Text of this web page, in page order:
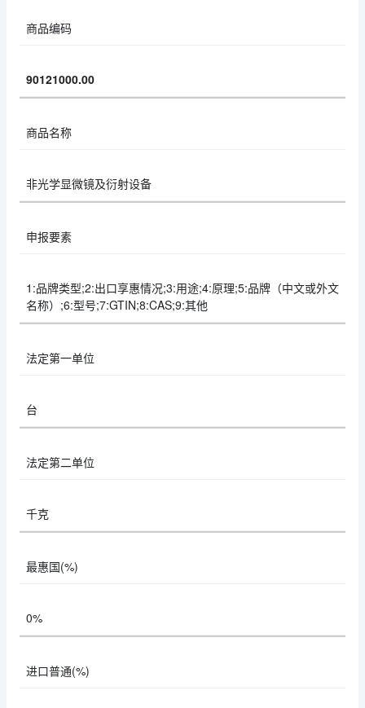
商品编码
90121000.00
商品名称
非光学显微镜及衍射设备
申报要素
1:品牌类型;2:出口享惠情况;3:用途;4:原理;5:品牌（中文或外文
名称）;6:型号;7:GTIN;8:CAS;9:其他
法定第一单位
台
法定第二单位
千克
最惠国(%)
0%
进口普通(%)